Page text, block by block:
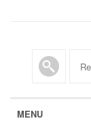
MENU